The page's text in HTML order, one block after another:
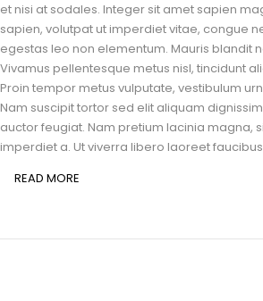
et nisi at sodales. Integer sit amet sapien
sapien, volutpat ut imperdiet vitae, congue
egestas leo non elementum. Mauris blandit
Vivamus pellentesque metus nisl, tincidunt
Proin tempor metus vulputate, vestibulum
Nam suscipit tortor sed elit aliquam
auctor feugiat. Nam pretium lacinia magna,
imperdiet a. Ut viverra libero laoreet
READ MORE